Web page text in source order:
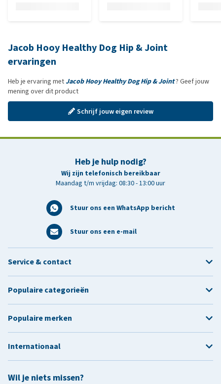
Jacob Hooy Healthy Dog Hip & Joint
ervaringen
Heb je ervaring metJacob Hooy Healthy Dog Hip & Joint? Geef jouw
mening over dit product
Schrijf jouw eigen review
Heb je hulp nodig?
Wij zijn telefonisch bereikbaar
Maandag t/m vrijdag: 08:30 - 13:00 uur
Stuur ons een WhatsApp bericht
Stuur ons een e-mail
Wil je niets missen?
Service & contact
Populaire categorieën
Populaire merken
Internationaal